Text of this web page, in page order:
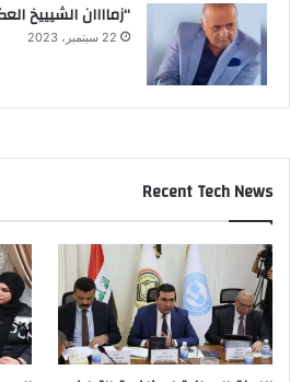
“زماااان الشيييخ
22 سبتمبر، 2023
Recent Tech News